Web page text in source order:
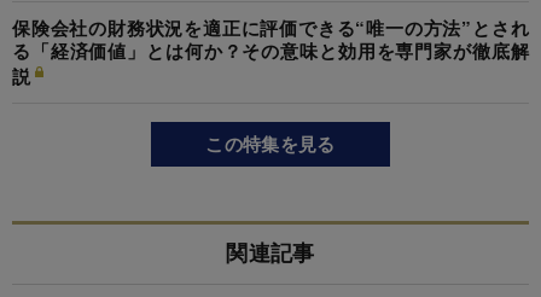
保険会社の財務状況を適正に評価できる“唯一の方法”とされ
る「経済価値」とは何か？その意味と効用を専門家が徹底解
説
この特集を見る
関連記事